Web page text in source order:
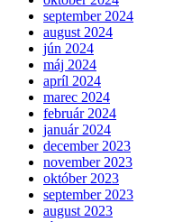
september 2024
august 2024
jún 2024
máj 2024
apríl 2024
marec 2024
február 2024
január 2024
december 2023
november 2023
október 2023
september 2023
august 2023